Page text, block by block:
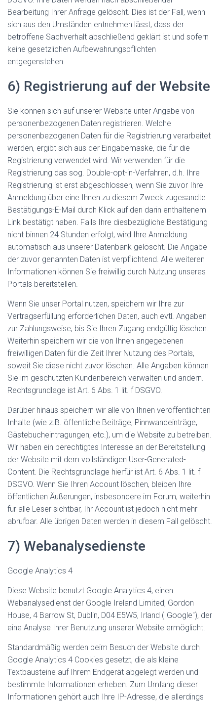
Bearbeitung Ihrer Anfrage gelöscht. Dies ist der Fall, wenn
sich aus den Umständen entnehmen lässt, dass der
betroffene Sachverhalt abschließend geklärt ist und sofern
keine gesetzlichen Aufbewahrungspflichten
entgegenstehen.
6) Registrierung auf der Website
Sie können sich auf unserer Website unter Angabe von
personenbezogenen Daten registrieren. Welche
personenbezogenen Daten für die Registrierung verarbeitet
werden, ergibt sich aus der Eingabemaske, die für die
Registrierung verwendet wird. Wir verwenden für die
Registrierung das sog. Double-opt-in-Verfahren, d.h. Ihre
Registrierung ist erst abgeschlossen, wenn Sie zuvor Ihre
Anmeldung über eine Ihnen zu diesem Zweck zugesandte
Bestätigungs-E-Mail durch Klick auf den darin enthaltenem
Link bestätigt haben. Falls Ihre diesbezügliche Bestätigung
nicht binnen 24 Stunden erfolgt, wird Ihre Anmeldung
automatisch aus unserer Datenbank gelöscht. Die Angabe
der zuvor genannten Daten ist verpflichtend. Alle weiteren
Informationen können Sie freiwillig durch Nutzung unseres
Portals bereitstellen.
Wenn Sie unser Portal nutzen, speichern wir Ihre zur
Vertragserfüllung erforderlichen Daten, auch evtl. Angaben
zur Zahlungsweise, bis Sie Ihren Zugang endgültig löschen.
Weiterhin speichern wir die von Ihnen angegebenen
freiwilligen Daten für die Zeit Ihrer Nutzung des Portals,
soweit Sie diese nicht zuvor löschen. Alle Angaben können
Sie im geschützten Kundenbereich verwalten und ändern.
Rechtsgrundlage ist Art. 6 Abs. 1 lit. f DSGVO.
Darüber hinaus speichern wir alle von Ihnen veröffentlichten
Inhalte (wie z.B. öffentliche Beiträge, Pinnwandeinträge,
Gästebucheintragungen, etc.), um die Website zu betreiben.
Wir haben ein berechtigtes Interesse an der Bereitstellung
der Website mit dem vollständigen User-Generated-
Content. Die Rechtsgrundlage hierfür ist Art. 6 Abs. 1 lit. f
DSGVO. Wenn Sie Ihren Account löschen, bleiben Ihre
öffentlichen Äußerungen, insbesondere im Forum, weiterhin
für alle Leser sichtbar, Ihr Account ist jedoch nicht mehr
abrufbar. Alle übrigen Daten werden in diesem Fall gelöscht.
7) Webanalysedienste
Google Analytics 4
Diese Website benutzt Google Analytics 4, einen
Webanalysedienst der Google Ireland Limited, Gordon
House, 4 Barrow St, Dublin, D04 E5W5, Irland ("Google"), der
eine Analyse Ihrer Benutzung unserer Website ermöglicht.
Standardmäßig werden beim Besuch der Website durch
Google Analytics 4 Cookies gesetzt, die als kleine
Textbausteine auf Ihrem Endgerät abgelegt werden und
bestimmte Informationen erheben. Zum Umfang dieser
Informationen gehört auch Ihre IP-Adresse, die allerdings